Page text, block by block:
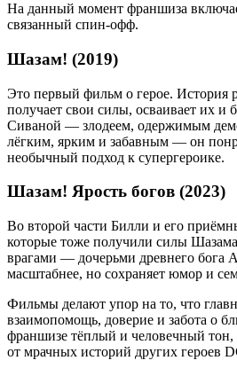
На данный момент франшиза
связанный спин-офф.
Шазам! (2019)
Это первый фильм о герое. История
получает свои силы, осваивает их и
Сиваной — злодеем, одержимым
лёгким, ярким и забавным — он
необычный подход к супергероике.
Шазам! Ярость богов (2023)
Во второй части Билли и его
которые тоже получили силы
врагами — дочерьми древнего бога
масштабнее, но сохраняет юмор и
Фильмы делают упор на то, что
взаимопомощь, доверие и забота о
франшизе тёплый и человечный тон,
от мрачных историй других героев